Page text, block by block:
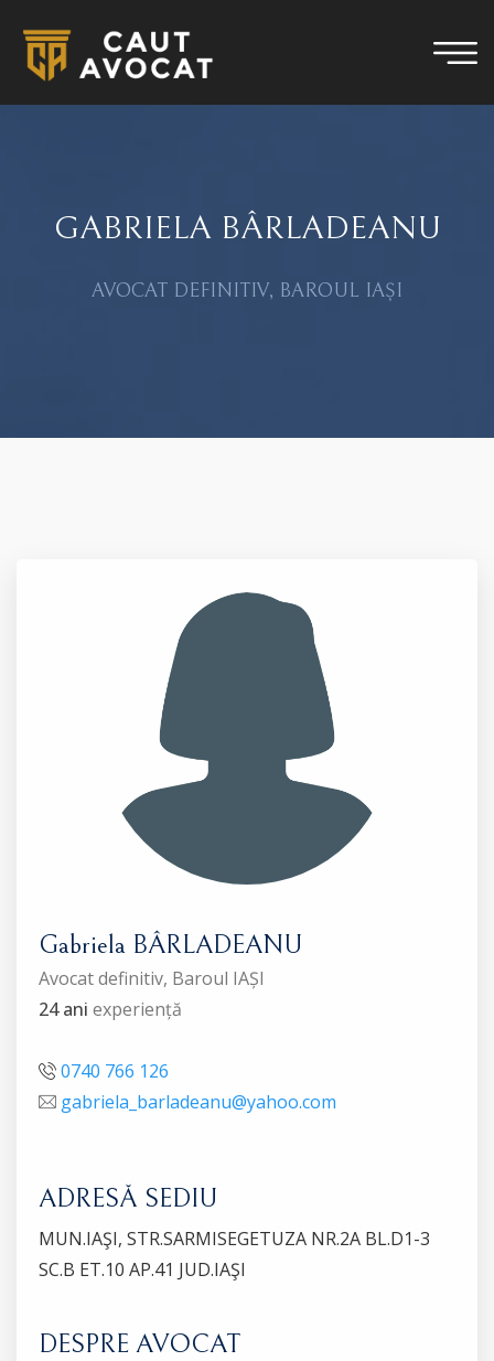
GABRIELA BÂRLADEANU
AVOCAT DEFINITIV, BAROUL IAȘI
Gabriela BÂRLADEANU
Avocat definitiv, Baroul IAȘI
24 ani experiență
0740 766 126
gabriela_barladeanu@yahoo.com
ADRESĂ SEDIU
MUN.IAŞI, STR.SARMISEGETUZA NR.2A BL.D1-3
SC.B ET.10 AP.41 JUD.IAŞI
DESPRE AVOCAT